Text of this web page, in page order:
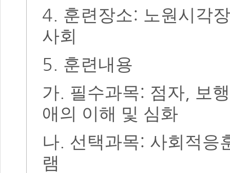
4. 훈련장소: 노원시각
사회
5. 훈련내용
가. 필수과목: 점자
보행
애의 이해 및 심화
나. 선택과목: 사회적응
램